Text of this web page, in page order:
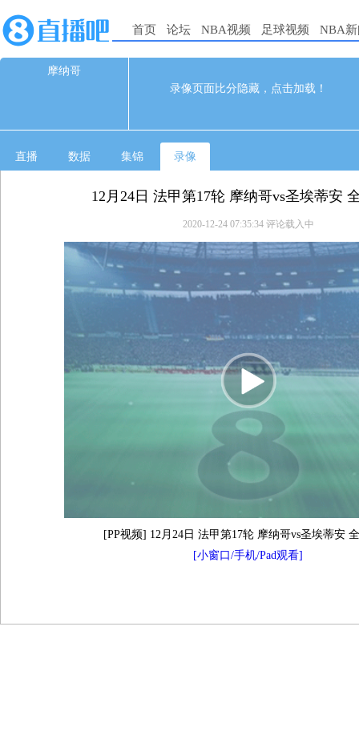
首页 论坛 NBA视频 足球视频 NBA
摩纳哥
录像页面比分隐藏，点击加载！
0 12-24 04:00
直播 数据 集锦 录像
12月24日 法甲第17轮 摩纳哥vs圣埃蒂安
2020-12-24 07:35:34 评论载入中
[PP视频] 12月24日 法甲第17轮 摩纳哥vs圣埃蒂安
[小窗口/手机/Pad观看]